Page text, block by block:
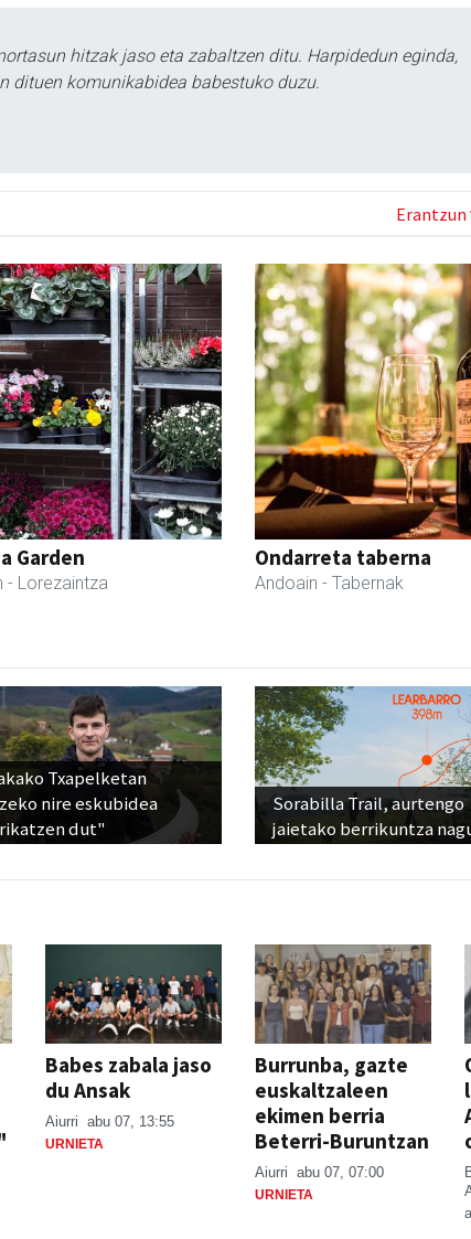
hitzak jaso eta zabaltzen ditu. Harpidedun eginda,
dituen komunikabidea babestuko duzu.
Erantzun
Garden
- Lorezaintza
Ondarreta taberna
Andoain - Tabernak
Txapelketan
nire eskubidea
dut"
Sorabilla Trail, aurtengo
jaietako berrikuntza
Babes zabala jaso
du Ansak
Aiurri abu 07, 13:55
URNIETA
Burrunba, gazte
euskaltzaleen
ekimen berria
Beterri-Buruntzan
Aiurri abu 07, 07:00
URNIETA